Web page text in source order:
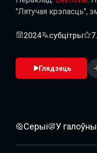
"Лятучая крэпасць",
2024 субцітры
Глядзець
Серыі У